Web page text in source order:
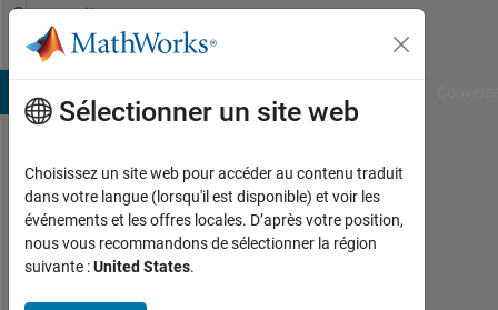
Passer au contenu
Community
Profile
codeconstructo
Last
seen:
plus
d'un
Sélectionner un site web
Choisissez un site web pour accéder au contenu traduit
dans votre langue (lorsqu'il est disponible) et voir les
événements et les offres locales. D’après votre position,
nous vous recommandons de sélectionner la région
suivante :United States.